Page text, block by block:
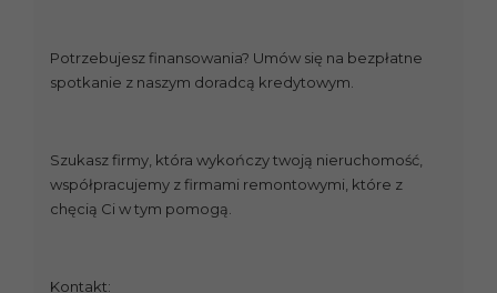
Potrzebujesz finansowania? Umów się na bezpłatne
spotkanie z naszym doradcą kredytowym.
Szukasz firmy, która wykończy twoją nieruchomość,
współpracujemy z firmami remontowymi, które z
chęcią Ci w tym pomogą.
Kontakt: